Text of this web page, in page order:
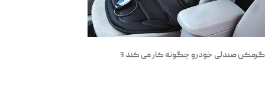
گرمکن صندلی خودرو چگونه کار می کند 3